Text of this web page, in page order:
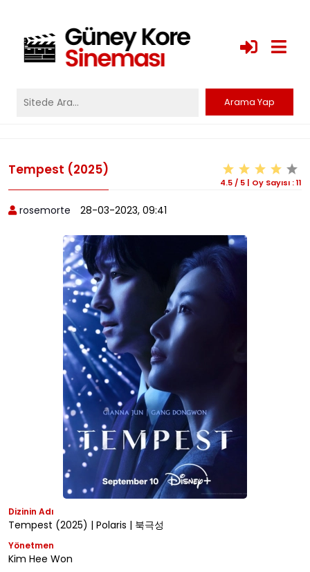
Tempest (2025)
4.5 / 5 | Oy Sayısı :11
rosemorte 28-03-2023, 09:41
Dizinin Adı
Tempest (2025) | Polaris | 북극성
Yönetmen
Kim Hee Won